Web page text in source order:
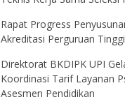
Rapat Progress
Akreditasi Perguruan Tinggi
Direktorat BKDIPK UPI
Koordinasi Tarif Layanan
Asesmen Pendidikan